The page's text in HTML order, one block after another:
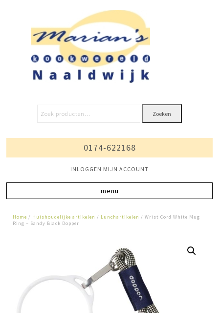
Zoeken
0174-622168
INLOGGEN MIJN ACCOUNT
Home / Huishoudelijke artikelen / Lunchartikelen / Wrist Cord White Mug
Ring – Sandy Black Dopper